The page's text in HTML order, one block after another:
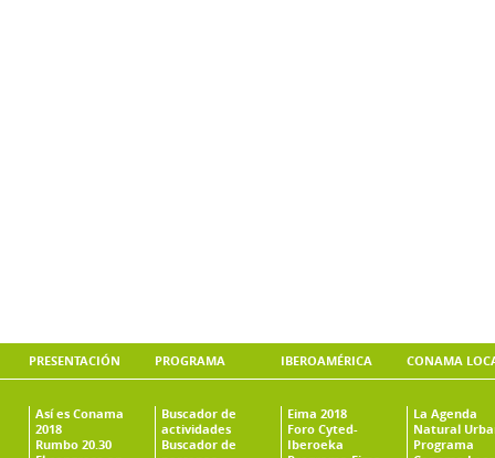
PRESENTACIÓN
Así es Conama
2018
Rumbo 20.30
PROGRAMA
Buscador de
actividades
Buscador de
IBEROAMÉRICA
Eima 2018
Foro Cyted-
Iberoeka
CONAMA
La Agenda
Natural
Programa